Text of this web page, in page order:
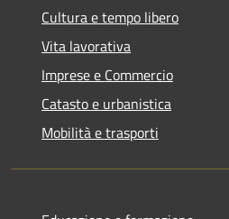
Cultura e tempo libero
Vita lavorativa
Imprese e Commercio
Catasto e urbanistica
Mobilità e trasporti